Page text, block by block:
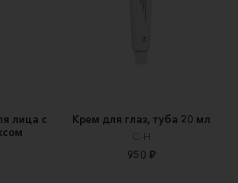
лица с
Крем для глаз, туба 20 мл
С-Н
950 ₽